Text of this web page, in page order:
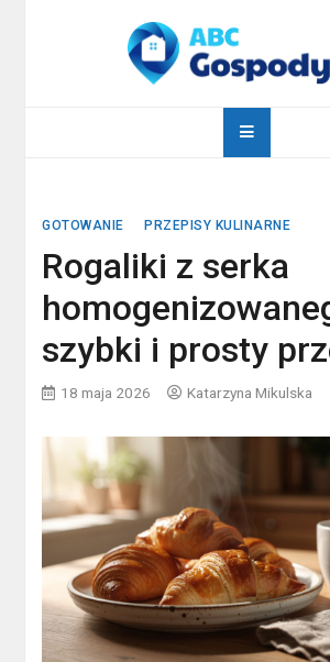
GOTOWANIE PRZEPISY KULINARNE
Rogaliki z serka
szybki i prosty
18 maja 2026 Katarzyna Mikulska